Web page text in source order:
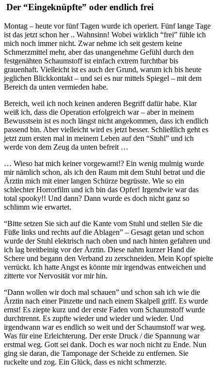
Der “Eingeknüpfte” oder endlich frei
Montag – heute vor fünf Tagen wurde ich operiert. Fünf lange Tage
ist das jetzt schon her .. Wahnsinn! Wobei wirklich “frei” fühle ich
mich noch immer nicht. Zwar nehme ich seit gestern keine
Schmerzmittel mehr, aber das unangenehme Gefühl durch den
festgenähten Schaumstoff ist einfach extrem furchtbar bis
grauenhaft. Vielleicht ist es auch der Grund, warum ich bis heute
jeglichen Blickkontakt – und sei es nur mittels Spiegel – mit dem
Bereich da unten vermieden habe.
Bereich, weil ich noch keinen anderen Begriff dafür habe. Klar
weiß ich, dass die Operation erfolgreich war – aber in meinem
Bewusstsein ist es noch längst nicht angekommen, dass ich endlich
passend bin. Aber vielleicht wird es jetzt besser. Schließlich geht es
jetzt zum ersten mal in meinem Leben auf den “Stuhl” und ich
werde von dem Zeug da unten befreit …
… Wieso hat mich keiner vorgewarnt!? Ein wenig mulmig wurde
mir nämlich schon, als ich den Raum mit dem Stuhl betrat und die
Ärztin mich mit einer langen Schürze begrüsste. Wie so ein
schlechter Horrorfilm und ich bin das Opfer! Irgendwie war das
total spooky!! Und dann? Dann wurde es doch nicht ganz so
schlimm wie erwartet.
“Bitte setzen Sie sich auf die Kante vom Stuhl und stellen Sie die
Füße links und rechts auf die Ablagen” – Gesagt getan und schon
wurde der Stuhl elektrisch nach oben und nach hinten gefahren und
ich lag breitbeinig vor der Ärztin. Diese nahm kurzer Hand die
Schere und begann den Verband zu zerschneiden. Mein Kopf spielte
verrückt. Ich hatte Angst es könnte mir irgendwas entweichen und
zitterte vor Nervosität vor mir hin.
“Dann wollen wir doch mal schauen” und schon sah ich wie die
Ärztin nach einer Pinzette und nach einem Skalpell griff. Es wurde
ernst! Es ziepte kurz und der erste Faden vom Schaumstoff wurde
durchtrennt. Es zupfte wieder und wieder und wieder. Und
irgendwann war es endlich so weit und der Schaumstoff war weg.
Was für eine Erleichterung. Der erste Druck / die Spannung war
erstmal weg. Gott sei dank. Doch es war noch nicht zu Ende. Nun
ging sie daran, die Tamponage der Scheide zu entfernen. Sie
ruckelte und zog. Ein Glück, dass es nicht schmerzte.